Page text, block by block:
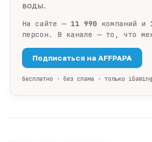
воды.
На сайте — 11 990 компаний и
персон. В канале — то, что
Подписаться на AFFPAPA
бесплатно · без спама · только iGaming